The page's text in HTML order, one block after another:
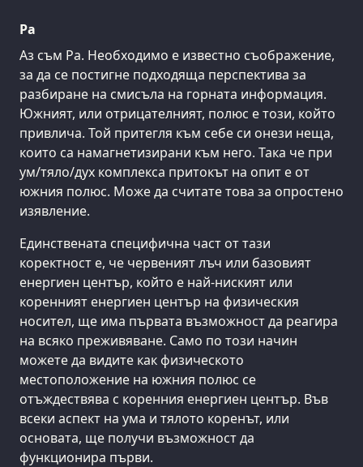
Ра
Аз съм Ра. Необходимо е известно съображение,
за да се постигне подходяща перспектива за
разбиране на смисъла на горната информация.
Южният, или отрицателният, полюс е този, който
привлича. Той притегля към себе си онези неща,
които са намагнетизирани към него. Така че при
ум/тяло/дух комплекса притокът на опит е от
южния полюс. Може да считате това за опростено
изявление.
Единствената специфична част от тази
коректност е, че червеният лъч или базовият
енергиен център, който е най-ниският или
коренният енергиен център на физическия
носител, ще има първата възможност да реагира
на всяко преживяване. Само по този начин
можете да видите как физическото
местоположение на южния полюс се
отъждествява с коренния енергиен център. Във
всеки аспект на ума и тялото коренът, или
основата, ще получи възможност да
функционира първи.